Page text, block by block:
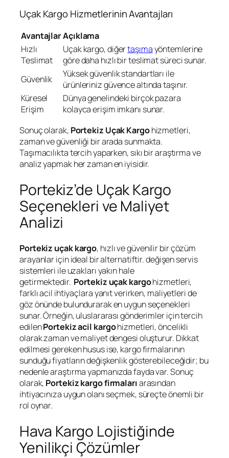
Uçak Kargo Hizmetlerinin Avantajları
AvantajlarAçıklama
Hızlı
Teslimat
Uçak kargo, diğertaşımayöntemlerine
göre daha hızlı bir teslimat süreci sunar.
Güvenlik
Yüksek güvenlik standartları ile
ürünleriniz güvence altında taşınır.
Küresel
Erişim
Dünya genelindeki birçok pazara
kolayca erişim imkanı sunar.
Sonuç olarak, Portekiz Uçak Kargohizmetleri,
zaman ve güvenliği bir arada sunmakta.
Taşımacılıkta tercih yaparken, sıkı bir araştırma ve
analiz yapmak her zaman en iyisidir.
Portekiz’de Uçak Kargo
Seçenekleri ve Maliyet
Analizi
Portekiz uçak kargo, hızlı ve güvenilir bir çözüm
arayanlar için ideal bir alternatiftir. değişen servis
sistemleri ile uzakları yakın hale
getirmektedir. Portekiz uçak kargohizmetleri,
farklı acil ihtiyaçlara yanıt verirken, maliyetleri de
göz önünde bulundurarak en uygun seçenekleri
sunar. Örneğin, uluslararası gönderimler için tercih
edilenPortekiz acil kargohizmetleri, öncelikli
olarak zaman ve maliyet dengesi oluşturur. Dikkat
edilmesi gereken husus ise, kargo firmalarının
sunduğu fiyatların değişkenlik gösterebileceğidir; bu
nedenle araştırma yapmanızda fayda var. Sonuç
olarak, Portekiz kargo firmalarıarasından
ihtiyacınıza uygun olanı seçmek, süreçte önemli bir
rol oynar.
Hava Kargo Lojistiğinde
Yenilikçi Çözümler